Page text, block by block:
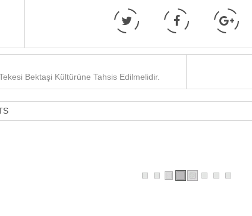
Bektaşi Kültürüne Tahsis Edilmelidir.